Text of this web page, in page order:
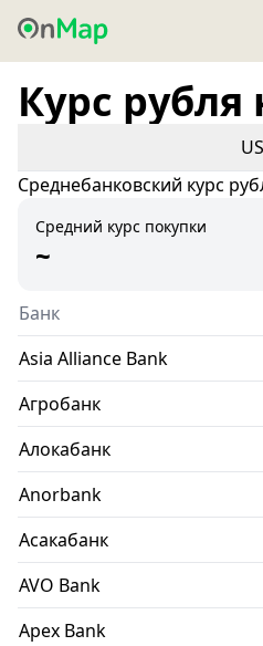
Курс рубля
Среднебанковский курс
Средний курс покупки
~
Банк
Asia Alliance Bank
Агробанк
Алокабанк
Anorbank
Асакабанк
AVO Bank
Apex Bank